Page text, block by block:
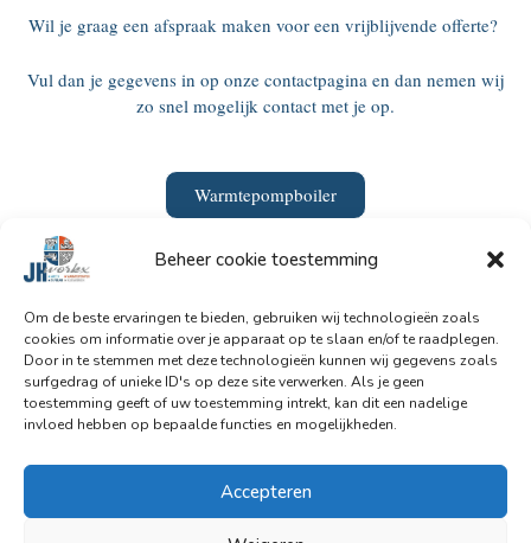
Beheer cookie toestemming
Om de beste ervaringen te bieden, gebruiken wij technologieën zoals
cookies om informatie over je apparaat op te slaan en/of te raadplegen.
Door in te stemmen met deze technologieën kunnen wij gegevens zoals
surfgedrag of unieke ID's op deze site verwerken. Als je geen
toestemming geeft of uw toestemming intrekt, kan dit een nadelige
invloed hebben op bepaalde functies en mogelijkheden.
Accepteren
Wil je graag een afspraak maken voor een vrijblijvende offerte?
Vul dan je gegevens in op onze contactpagina en dan nemen wij
zo snel mogelijk contact met je op.
Warmtepompboiler
Contacteer ons
F
a
e
W
h
a
t
I
n
t